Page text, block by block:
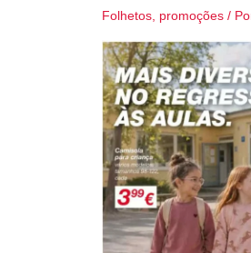
Folhetos promoções /